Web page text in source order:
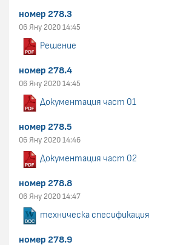
номер 278.3
06 Яну 2020 14:45
Решение
номер 278.4
06 Яну 2020 14:45
Документация част 01
номер 278.5
06 Яну 2020 14:46
Документация част 02
номер 278.8
06 Яну 2020 14:47
техническа спесификация
номер 278.9